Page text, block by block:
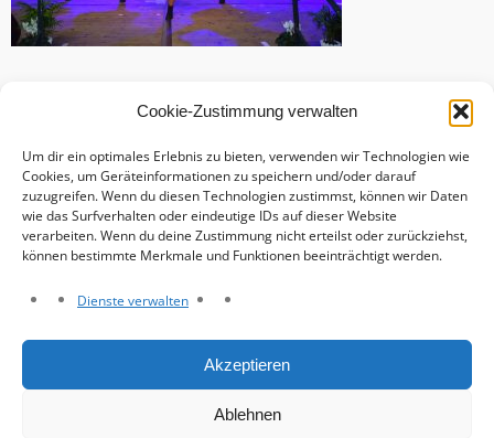
Cookie-Zustimmung verwalten
Um dir ein optimales Erlebnis zu bieten, verwenden wir Technologien wie
Cookies, um Geräteinformationen zu speichern und/oder darauf
zuzugreifen. Wenn du diesen Technologien zustimmst, können wir Daten
wie das Surfverhalten oder eindeutige IDs auf dieser Website
verarbeiten. Wenn du deine Zustimmung nicht erteilst oder zurückziehst,
können bestimmte Merkmale und Funktionen beeinträchtigt werden.
Dienste verwalten
Akzeptieren
Ablehnen